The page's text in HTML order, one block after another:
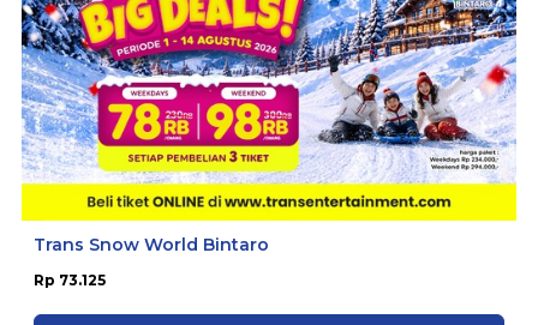
Trans Snow World Bintaro
Rp 73.125